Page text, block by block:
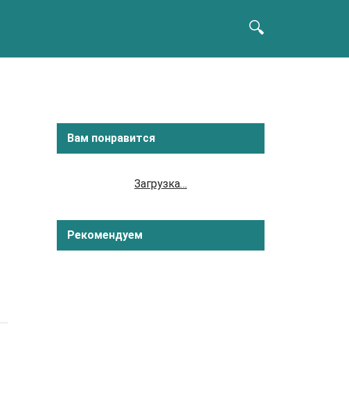
Вам понравится
Загрузка…
Рекомендуем